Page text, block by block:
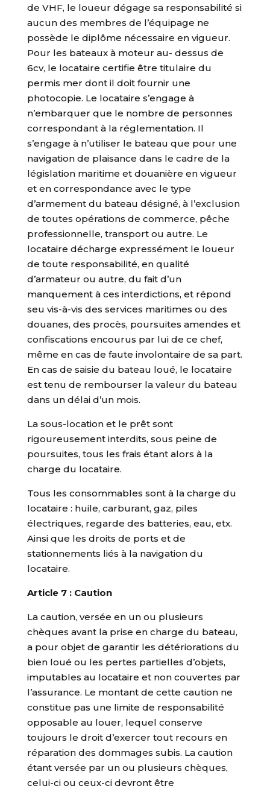
de VHF, le loueur dégage sa responsabilité si
aucun des membres de l’équipage ne
possède le diplôme nécessaire en vigueur.
Pour les bateaux à moteur au- dessus de
6cv, le locataire certifie être titulaire du
permis mer dont il doit fournir une
photocopie. Le locataire s’engage à
n’embarquer que le nombre de personnes
correspondant à la réglementation. Il
s’engage à n’utiliser le bateau que pour une
navigation de plaisance dans le cadre de la
législation maritime et douanière en vigueur
et en correspondance avec le type
d’armement du bateau désigné, à l’exclusion
de toutes opérations de commerce, pêche
professionnelle, transport ou autre. Le
locataire décharge expressément le loueur
de toute responsabilité, en qualité
d’armateur ou autre, du fait d’un
manquement à ces interdictions, et répond
seu vis-à-vis des services maritimes ou des
douanes, des procès, poursuites amendes et
confiscations encourus par lui de ce chef,
même en cas de faute involontaire de sa part.
En cas de saisie du bateau loué, le locataire
est tenu de rembourser la valeur du bateau
dans un délai d’un mois.
La sous-location et le prêt sont
rigoureusement interdits, sous peine de
poursuites, tous les frais étant alors à la
charge du locataire.
Tous les consommables sont à la charge du
locataire : huile, carburant, gaz, piles
électriques, regarde des batteries, eau, etx.
Ainsi que les droits de ports et de
stationnements liés à la navigation du
locataire.
Article 7 : Caution
La caution, versée en un ou plusieurs
chèques avant la prise en charge du bateau,
a pour objet de garantir les détériorations du
bien loué ou les pertes partielles d’objets,
imputables au locataire et non couvertes par
l’assurance. Le montant de cette caution ne
constitue pas une limite de responsabilité
opposable au louer, lequel conserve
toujours le droit d’exercer tout recours en
réparation des dommages subis. La caution
étant versée par un ou plusieurs chèques,
celui-ci ou ceux-ci devront être